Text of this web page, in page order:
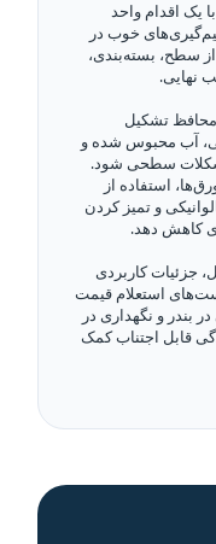
یک اقدام واحد
خوب در
سطح، بسته‌بندی،
نهایی.
محافظ تشکیل
آب محبوس شده و
سطحی شود.
استفاده از
و تمیز کردن
کاهش دهد.
جزئیات کاربردی
استعلام قیمت
بندر و نگهداری در
قابل اجتناب کمک